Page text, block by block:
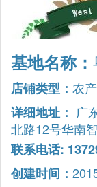
基地名称：
店铺类型： 农
详细地址： 广
北路12号华南
联系电话:
创建时间：